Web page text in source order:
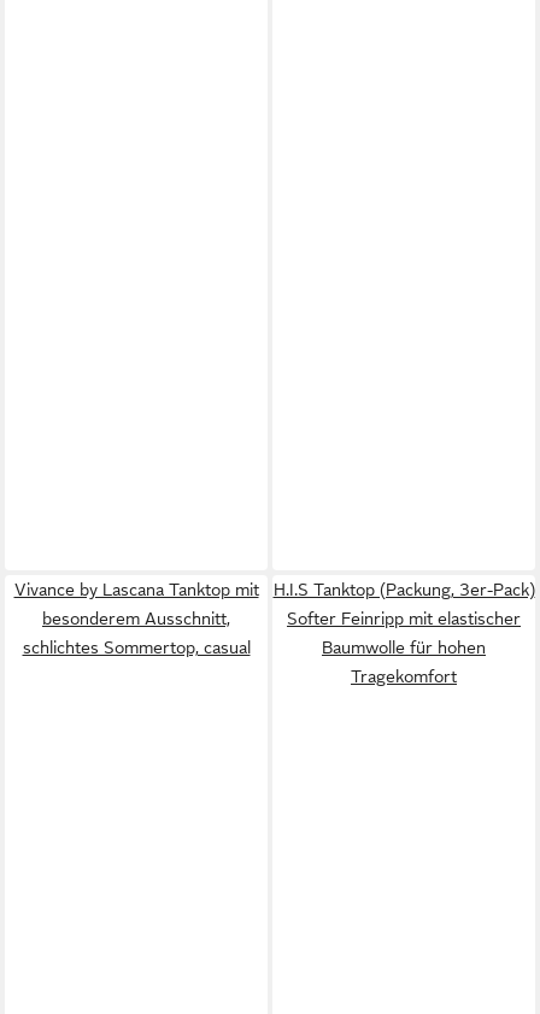
Vivance by Lascana Tanktop mit
besonderem Ausschnitt,
schlichtes Sommertop, casual
H.I.S Tanktop (Packung, 3er-Pack)
Softer Feinripp mit elastischer
Baumwolle für hohen
Tragekomfort